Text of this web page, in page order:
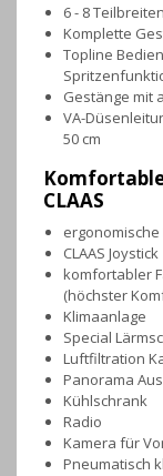
6 - 8 Teilbreiten
Komplette
Topline
Gestänge mit
VA-
50 cm
CLAAS
CLAAS Joystick
komfortabler
(höchster
Klimaanlage
Special
Luftfiltration
Panorama
Kühlschrank
Radio
Kamera für
Pneumatisch